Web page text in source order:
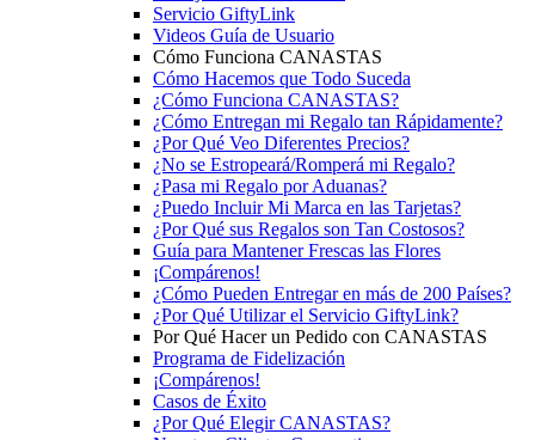
Servicio GiftyLink
Videos Guía de Usuario
Cómo Funciona CANASTAS
Cómo Hacemos que Todo Suceda
¿Cómo Funciona CANASTAS?
¿Cómo Entregan mi Regalo tan Rápidamente?
¿Por Qué Veo Diferentes Precios?
¿No se Estropeará/Romperá mi Regalo?
¿Pasa mi Regalo por Aduanas?
¿Puedo Incluir Mi Marca en las Tarjetas?
¿Por Qué sus Regalos son Tan Costosos?
Guía para Mantener Frescas las Flores
¡Compárenos!
¿Cómo Pueden Entregar en más de 200 Países?
¿Por Qué Utilizar el Servicio GiftyLink?
Por Qué Hacer un Pedido con CANASTAS
Programa de Fidelización
¡Compárenos!
Casos de Éxito
¿Por Qué Elegir CANASTAS?